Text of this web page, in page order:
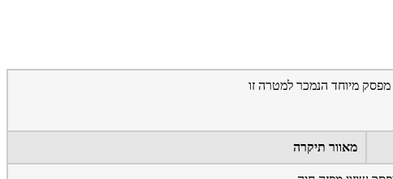
מיוחד הנמכר למטרה זו
מאוור תיקרה